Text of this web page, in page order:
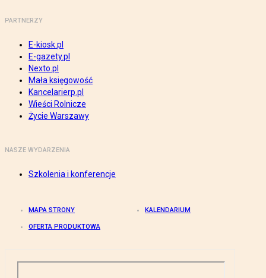
PARTNERZY
E-kiosk.pl
E-gazety.pl
Nexto.pl
Mała księgowość
Kancelarierp.pl
Wieści Rolnicze
Życie Warszawy
NASZE WYDARZENIA
Szkolenia i konferencje
MAPA STRONY KALENDARIUM
OFERTA PRODUKTOWA